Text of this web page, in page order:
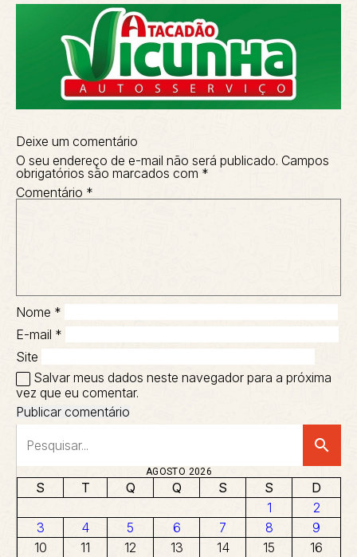
Deixe um comentário
O seu endereço de e-mail não será publicado. Campos
obrigatórios são marcados com *
Comentário *
Nome *
E-mail *
Site
Salvar meus dados neste navegador para a próxima
vez que eu comentar.
search
AGOSTO 2026
S T Q Q S S
D
1
2
3
4 5 6 7 8
9
10
11 12 13 14 15 16